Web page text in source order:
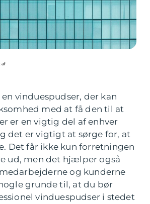
vinduespudser, der kan
med at få den til at
er en vigtig del af enhver
det er vigtigt at sørge for, at
Det får ikke kun forretningen
ud, men det hjælper også
og kunderne
grunde til, at du bør
vinduespudser i stedet